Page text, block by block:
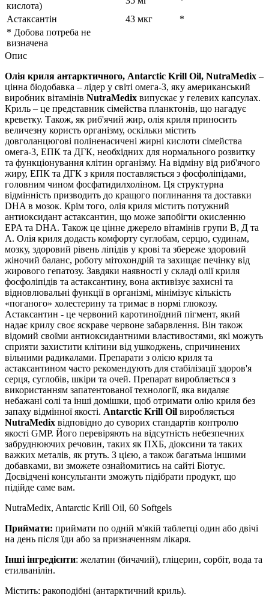
кислота)
Астаксантін
43 мкг
*
* Добова потреба не
визначена
Опис
Олія криля антарктичного, Antarctic Krill Oil, NutraMedix –
цінна біодобавка – лідер у світі омега-3, яку американський
виробник вітамінів NutraMedix випускає у гелевих капсулах.
Криль – це представник сімейства планктонів, що нагадує
креветку. Також, як риб'ячий жир, олія криля приносить
величезну користь організму, оскільки містить
довголанцюгові поліненасичені жирні кислоти сімейства
омега-3, ЕПК та ДГК, необхідних для нормального розвитку
та функціонування клітин організму. На відміну від риб'ячого
жиру, ЕПК та ДГК з криля поставляється з фосфоліпідами,
головним чином фосфатидилхоліном. Ця структурна
відмінність призводить до кращого поглинання та доставки
DHA в мозок. Крім того, олія криля містить потужний
антиоксидант астаксантин, що може запобігти окисленню
EPA та DHA. Також це цінне джерело вітамінів групи В, Д та
А. Олія криля додасть комфорту суглобам, серцю, судинам,
мозку, здоровий рівень ліпідів у крові та збереже здоровий
жіночий баланс, роботу мітохондрій та захищає печінку від
жирового гепатозу. Завдяки наявності у складі олії криля
фосфоліпідів та астаксантину, вона активізує захисні та
відновлювальні функції в організмі, мінімізує кількість
«поганого» холестерину та тримає в нормі глюкозу.
Астаксантин - це червоний каротиноїдний пігмент, який
надає крилу своє яскраве червоне забарвлення. Він також
відомий своїми антиоксидантними властивостями, які можуть
сприяти захистити клітини від ушкоджень, спричинених
вільними радикалами. Препарати з олією криля та
астаксантином часто рекомендують для стабілізації здоров'я
серця, суглобів, шкіри та очей. Препарат виробляється з
використанням запатентованої технології, яка видаляє
небажані солі та інші домішки, щоб отримати олію криля без
запаху відмінної якості. Antarctic Krill Oil виробляється
NutraMedix відповідно до суворих стандартів контролю
якості GMP. Його перевіряють на відсутність небезпечних
забруднюючих речовин, таких як ПХБ, діоксини та таких
важких металів, як ртуть. З цією, а також багатьма іншими
добавками, ви зможете ознайомитись на сайті Біотус.
Досвідчені консультанти зможуть підібрати продукт, що
підійде саме вам.
NutraMedix, Antarctic Krill Oil, 60 Softgels
Приймати: приймати по одній м'якій таблетці один або двічі
на день після їди або за призначенням лікаря.
Інші інгредієнти: желатин (бичачий), гліцерин, сорбіт, вода та
етилванілін.
Містить: ракоподібні (антарктичний криль).